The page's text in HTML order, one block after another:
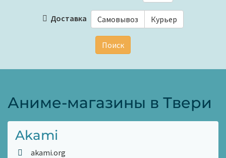
Доставка Самовывоз Курьер
Поиск
Аниме-магазины в Твери
Akami
akami.org